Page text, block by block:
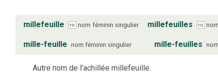
millefeuille ro nom féminin singulier millefeuilles ro
mille-feuille nom féminin singulier mille-feuilles
Autre nom de l’achillée millefeuille.